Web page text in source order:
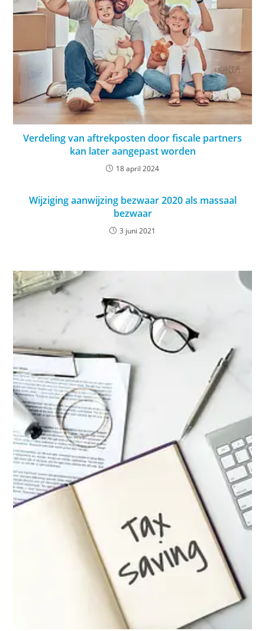
Verdeling van aftrekposten door fiscale partners
kan later aangepast worden
18 april 2024
Wijziging aanwijzing bezwaar 2020 als massaal
bezwaar
3 juni 2021